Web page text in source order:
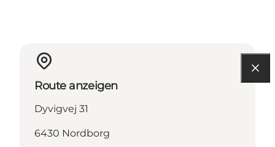
Route anzeigen
Dyvigvej 31
6430 Nordborg